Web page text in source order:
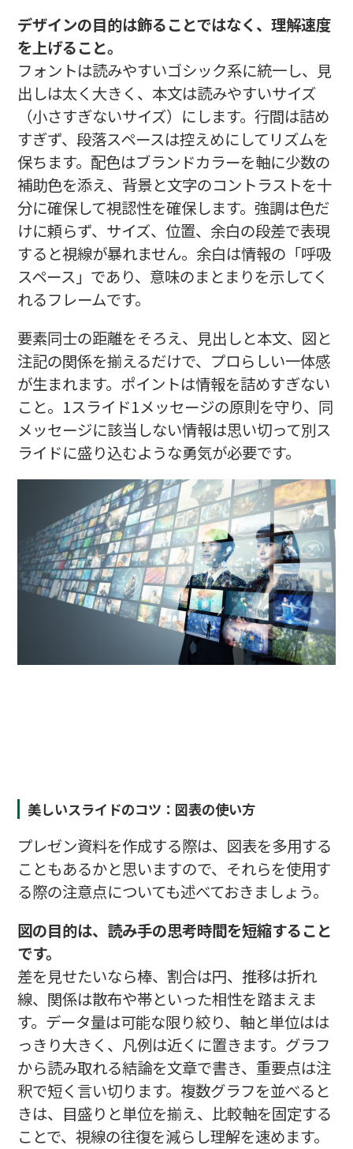
デザインの目的は飾ることではなく、理解速度
を上げること。
フォントは読みやすいゴシック系に統一し、見
出しは太く大きく、本文は読みやすいサイズ
（小さすぎないサイズ）にします。行間は詰め
すぎず、段落スペースは控えめにしてリズムを
保ちます。配色はブランドカラーを軸に少数の
補助色を添え、背景と文字のコントラストを十
分に確保して視認性を確保します。強調は色だ
けに頼らず、サイズ、位置、余白の段差で表現
すると視線が暴れません。余白は情報の「呼吸
スペース」であり、意味のまとまりを示してく
れるフレームです。
要素同士の距離をそろえ、見出しと本文、図と
注記の関係を揃えるだけで、プロらしい一体感
が生まれます。ポイントは情報を詰めすぎない
こと。1スライド1メッセージの原則を守り、同
メッセージに該当しない情報は思い切って別ス
ライドに盛り込むような勇気が必要です。
美しいスライドのコツ：図表の使い方
プレゼン資料を作成する際は、図表を多用する
こともあるかと思いますので、それらを使用す
る際の注意点についても述べておきましょう。
図の目的は、読み手の思考時間を短縮すること
です。
差を見せたいなら棒、割合は円、推移は折れ
線、関係は散布や帯といった相性を踏まえま
す。データ量は可能な限り絞り、軸と単位はは
っきり大きく、凡例は近くに置きます。グラフ
から読み取れる結論を文章で書き、重要点は注
釈で短く言い切ります。複数グラフを並べると
きは、目盛りと単位を揃え、比較軸を固定する
ことで、視線の往復を減らし理解を速めます。